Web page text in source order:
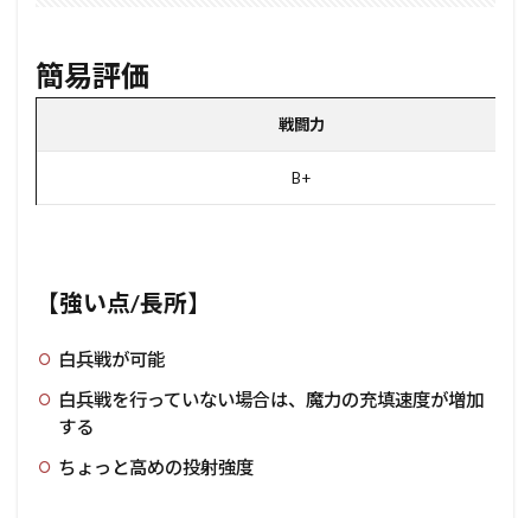
簡易評価
戦闘力
B+
【強い点/長所】
白兵戦が可能
白兵戦を行っていない場合は、魔力の充填速度が増加
する
ちょっと高めの投射強度